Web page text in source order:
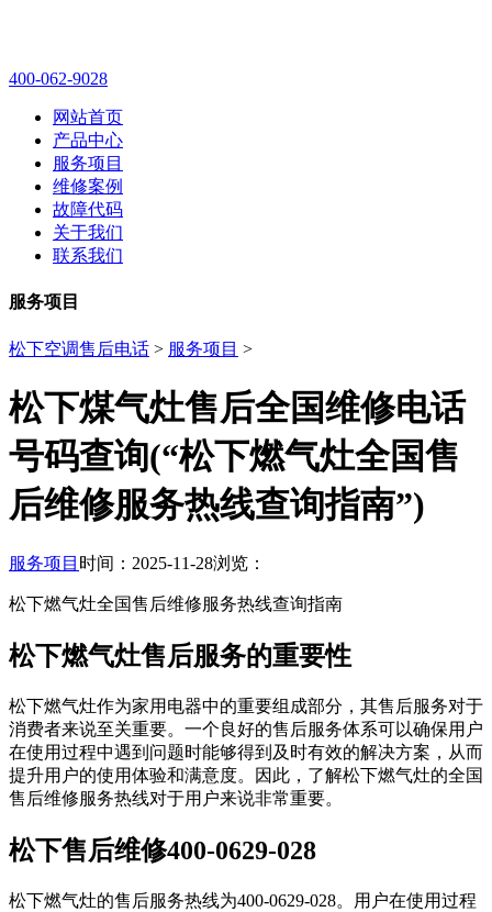
400-062-9028
网站首页
产品中心
服务项目
维修案例
故障代码
关于我们
联系我们
服务项目
松下空调售后电话 > 服务项目 >
松下煤气灶售后全国维修电话
号码查询(“松下燃气灶全国售
后维修服务热线查询指南”)
服务项目 时间：2025-11-28浏览：
松下燃气灶全国售后维修服务热线查询指南
松下燃气灶售后服务的重要性
松下燃气灶作为家用电器中的重要组成部分，其售后服务对于
消费者来说至关重要。一个良好的售后服务体系可以确保用户
在使用过程中遇到问题时能够得到及时有效的解决方案，从而
提升用户的使用体验和满意度。因此，了解松下燃气灶的全国
售后维修服务热线对于用户来说非常重要。
松下售后维修400-0629-028
松下燃气灶的售后服务热线为400-0629-028。用户在使用过程